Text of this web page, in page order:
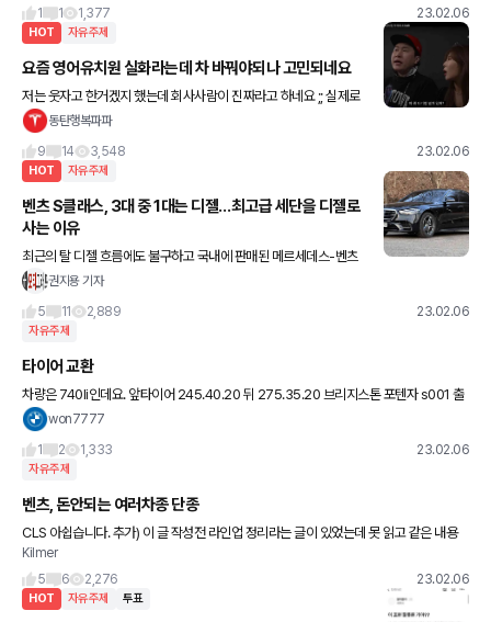
식 1
1 1,377 23.02.06
HOT 자유주제
요즘 영어유치원 실화라는데 차 바꿔야되나 고민되네요
저는 웃자고 한거겠지 했는데 회사사람이 진짜라고 하네요 ;; 실제로
입학상담 가니까 다 gle, X5 등등 순간 백화점 온 줄 알았다고 막상
동탄행복파파
9
14 3,548 23.02.06
HOT 자유주제
벤츠 S클래스, 3대 중 1대는 디젤…최고급 세단을 디젤로
사는 이유
최근의 탈 디젤 흐름에도 불구하고 국내에 판매된 메르세데스-벤츠
S클래스 3대 중 1대는 디젤 모델인 것으로 나타났다. 6일 카이즈유
권지용 기자
5
11 2,889 23.02.06
자유주제
타이어 교환
차량은 740li인데요. 앞타이어 245.40.20 뒤 275.35.20 브리지스톤 포텐자 s001 출
고타이어인데 앞은 많이남고 뒤에 교환해야하는데 뒤를 미쉐린 ps4s로 교환해도되나
won7777
1
2 1,333 23.02.06
자유주제
벤츠, 돈안되는 여러차종 단종
CLS 아쉽습니다. 추가) 이 글 작성전 라인업 정리라는 글이 있었는데 못 읽고 같은 내용
중복되어 죄송합니다. CSL 검색후 같은 글 없겠지 했는데 있었습니다.
Kilmer
5
6 2,276 23.02.06
HOT 자유주제 투표